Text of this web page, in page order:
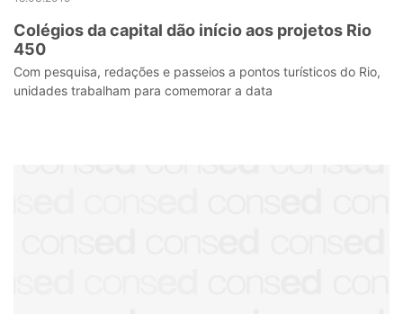
Colégios da capital dão início aos projetos Rio
450
Com pesquisa, redações e passeios a pontos turísticos do Rio,
unidades trabalham para comemorar a data